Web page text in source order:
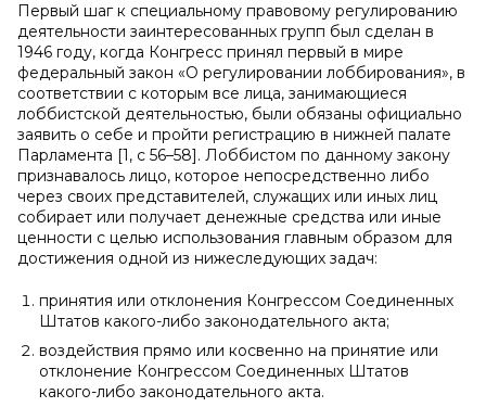
Первый шаг к специальному правовому регулированию
деятельности заинтересованных групп был сделан в
1946 году, когда Конгресс принял первый в мире
федеральный закон «О регулировании лоббирования», в
соответствии с которым все лица, занимающиеся
лоббистской деятельностью, были обязаны официально
заявить о себе и пройти регистрацию в нижней палате
Парламента [1, с 56–58]. Лоббистом по данному закону
признавалось лицо, которое непосредственно либо
через своих представителей, служащих или иных лиц
собирает или получает денежные средства или иные
ценности с целью использования главным образом для
достижения одной из нижеследующих задач:
принятия или отклонения Конгрессом Соединенных
Штатов какого-либо законодательного акта;
воздействия прямо или косвенно на принятие или
отклонение Конгрессом Соединенных Штатов
какого-либо законодательного акта.